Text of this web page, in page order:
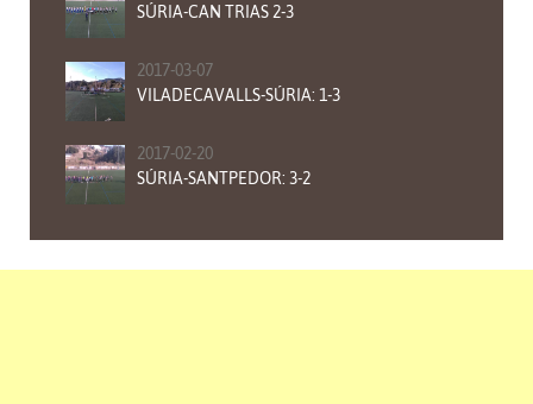
SÚRIA-CAN TRIAS 2-3
2017-03-07
VILADECAVALLS-SÚRIA: 1-3
2017-02-20
SÚRIA-SANTPEDOR: 3-2